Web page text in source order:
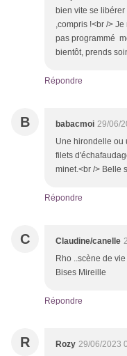
bien vite se
,compris !<br />
pas programmé
bientôt, prends
Répondre
B babacmoi 29/06/
Une hirondelle ou
filets
minet.<br /> Belle
Répondre
C Claudine/canelle
Rho ..scène de
Bises Mireille
Répondre
R Rozy 29/06/2023